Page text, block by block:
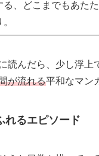
る、どこまでもあた
読んだら、少し浮上
が流れる平和なマン
れるエピソード